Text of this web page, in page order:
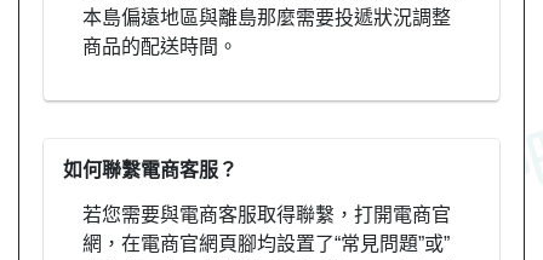
本島偏遠地區與離島那麼需要投遞狀況調整
商品的配送時間。
如何聯繫電商客服？
若您需要與電商客服取得聯繫，打開電商官
網，在電商官網頁腳均設置了“常見問題”或”